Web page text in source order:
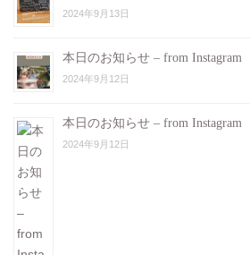
2024年9月13日
本日のお知らせ – from Instagram
2024年9月12日
本日のお知らせ – from Instagram
2024年9月12日